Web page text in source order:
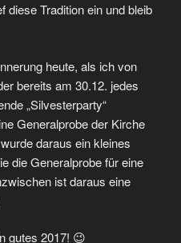
diese Tradition ein und bleib
heute, als ich von
bereits am 30.12. jedes
„Silvesterparty“
Generalprobe der Kirche
daraus ein kleines
die Generalprobe für eine
ist daraus eine
gutes 2017! 😉